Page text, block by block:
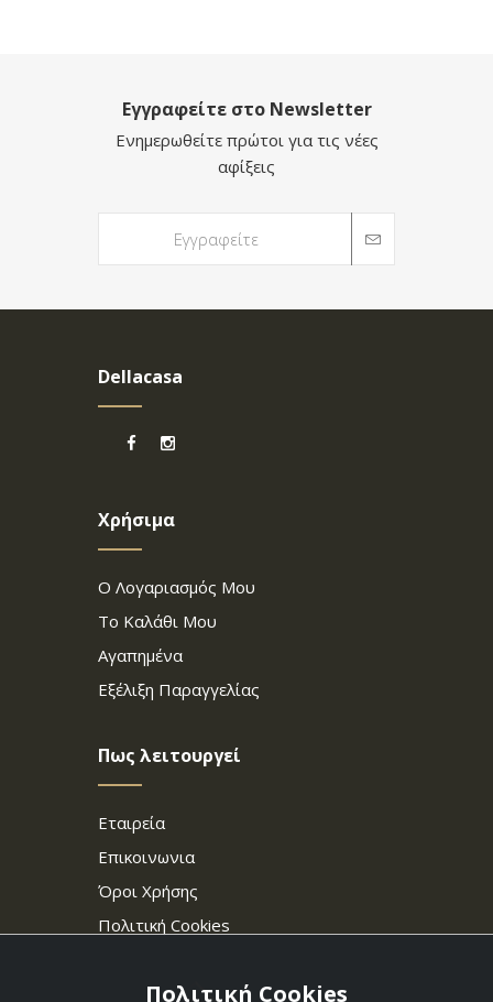
Εγγραφείτε στο Newsletter
Ενημερωθείτε πρώτοι για τις νέες
αφίξεις
Dellacasa
Χρήσιμα
Ο Λογαριασμός Μου
Το Καλάθι Μου
Αγαπημένα
Εξέλιξη Παραγγελίας
Πως λειτουργεί
Εταιρεία
Επικοινωνια
Όροι Χρήσης
Πολιτική Cookies
Πολιτική Cookies